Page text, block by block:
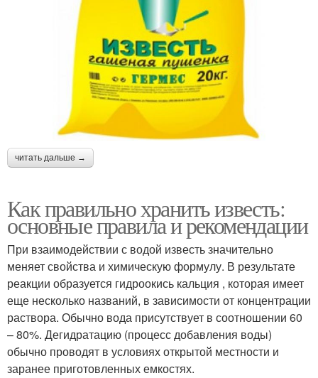
читать дальше →
Как правильно хранить известь:
основные правила и рекомендации
При взаимодействии с водой известь значительно
меняет свойства и химическую формулу. В результате
реакции образуется гидроокись кальция , которая имеет
еще несколько названий, в зависимости от концентрации
раствора. Обычно вода присутствует в соотношении 60
– 80%. Дегидратацию (процесс добавления воды)
обычно проводят в условиях открытой местности и
заранее приготовленных емкостях.